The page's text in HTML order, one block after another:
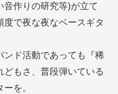
作りの研究等)が立て
で夜な夜なベースギタ
ンド活動であっても『稀
もさ、普段弾いている
を。